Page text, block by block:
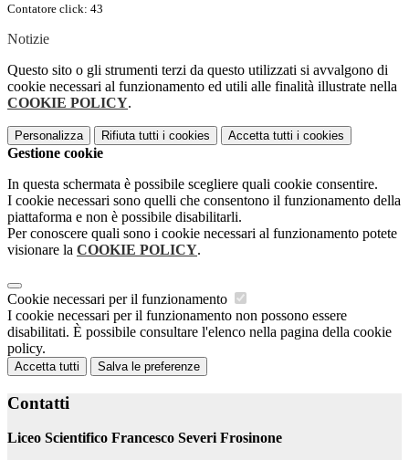
Contatore click: 43
Notizie
Questo sito o gli strumenti terzi da questo utilizzati si avvalgono di
cookie necessari al funzionamento ed utili alle finalità illustrate nella
COOKIE POLICY.
Personalizza Rifiuta tutti i cookies Accetta tutti i cookies
Gestione cookie
In questa schermata è possibile scegliere quali cookie consentire.
I cookie necessari sono quelli che consentono il funzionamento della
piattaforma e non è possibile disabilitarli.
Per conoscere quali sono i cookie necessari al funzionamento potete
visionare la COOKIE POLICY.
Cookie necessari per il funzionamento
I cookie necessari per il funzionamento non possono essere
disabilitati. È possibile consultare l'elenco nella pagina della cookie
policy.
Accetta tutti Salva le preferenze
Contatti
Liceo Scientifico Francesco Severi Frosinone